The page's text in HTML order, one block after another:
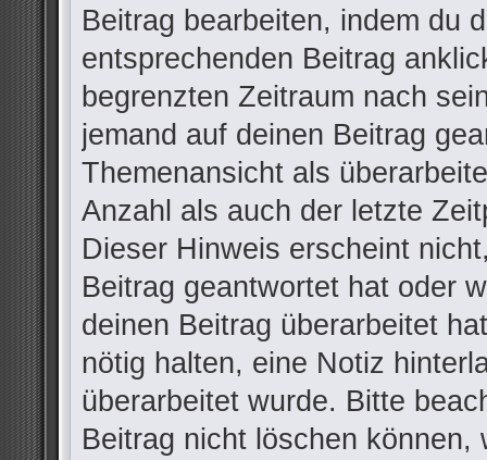
Beitrag bearbeiten, indem du
entsprechenden Beitrag
begrenzten Zeitraum nach
jemand auf deinen Beitrag
Themenansicht als
Anzahl als auch der letzte
Dieser Hinweis erscheint
Beitrag geantwortet hat oder
deinen Beitrag überarbeitet
nötig halten, eine Notiz
überarbeitet wurde. Bitte
Beitrag nicht löschen können,